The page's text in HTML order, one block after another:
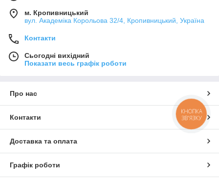
м. Кропивницький
вул. Академіка Корольова 32/4, Кропивницький, Україна
Контакти
Сьогодні вихідний
Показати весь графік роботи
Про нас
Контакти
Доставка та оплата
Графік роботи
КНОПКА
ЗВ'ЯЗКУ